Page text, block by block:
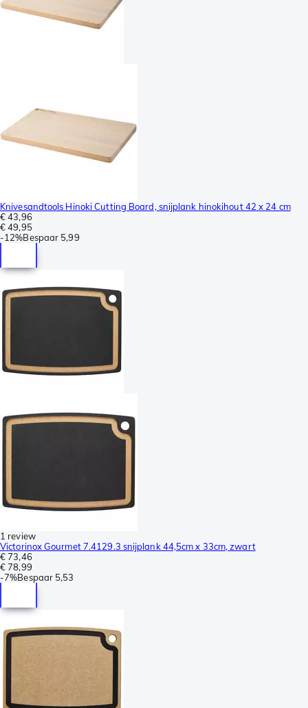
Knivesandtools Hinoki Cutting Board, snijplank hinokihout 42 x 24 cm
€ 43,96
€ 49,95
-12%Bespaar 5,99
1 review
Victorinox Gourmet 7.4129.3 snijplank 44,5cm x 33cm, zwart
€ 73,46
€ 78,99
-7%Bespaar 5,53